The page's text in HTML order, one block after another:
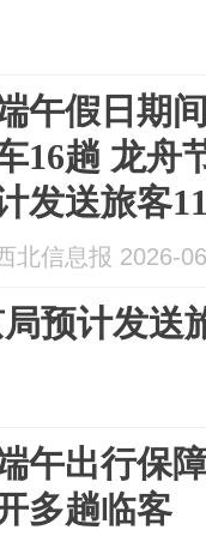
午假日期
16趟 龙舟
发送旅客
北信息报 2026-
预计发送
午出行保
多趟临客